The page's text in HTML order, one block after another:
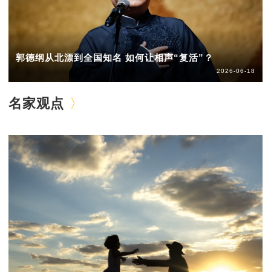
郭德纲从北漂到全国知名 如何让相声“复活”？
2026-06-18
名家观点